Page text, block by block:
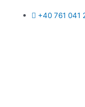
+40 761 041